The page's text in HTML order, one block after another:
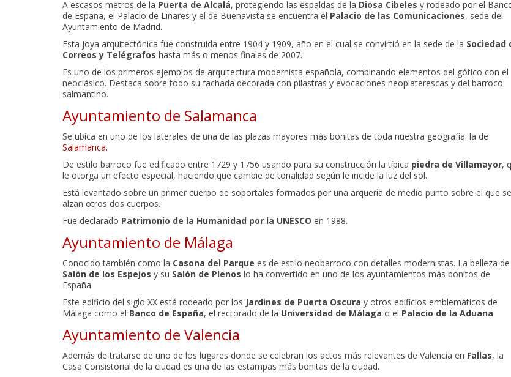
A escasos metros de la Puerta de Alcalá, protegiendo las espaldas de la Diosa Cibeles y rodeado por el
de España, el Palacio de Linares y el de Buenavista se encuentra el Palacio de las Comunicaciones, sede del
Ayuntamiento de Madrid.
Esta joya arquitectónica fue construida entre 1904 y 1909, año en el cual se convirtió en la sede de la Sociedad
Correos y Telégrafos hasta más o menos finales de 2007.
Es uno de los primeros ejemplos de arquitectura modernista española, combinando elementos del gótico con el
neoclásico. Destaca sobre todo su fachada decorada con pilastras y evocaciones neoplaterescas y del barroco
salmantino.
Ayuntamiento de Salamanca
Se ubica en uno de los laterales de una de las plazas mayores más bonitas de toda nuestra geografía: la de
Salamanca.
De estilo barroco fue edificado entre 1729 y 1756 usando para su construcción la típica piedra de Villamayor,
le otorga un efecto especial, haciendo que cambie de tonalidad según le incide la luz del sol.
Está levantado sobre un primer cuerpo de soportales formados por una arquería de medio punto sobre el que se
alzan otros dos cuerpos.
Fue declarado Patrimonio de la Humanidad por la UNESCO en 1988.
Ayuntamiento de Málaga
Conocido también como la Casona del Parque es de estilo neobarroco con detalles modernistas. La belleza de
Salón de los Espejos y su Salón de Plenos lo ha convertido en uno de los ayuntamientos más bonitos de
España.
Este edificio del siglo XX está rodeado por los Jardines de Puerta Oscura y otros edificios emblemáticos de
Málaga como el Banco de España, el rectorado de la Universidad de Málaga o el Palacio de la Aduana.
Ayuntamiento de Valencia
Además de tratarse de uno de los lugares donde se celebran los actos más relevantes de Valencia en Fallas, la
Casa Consistorial de la ciudad es una de las estampas más bonitas de la ciudad.